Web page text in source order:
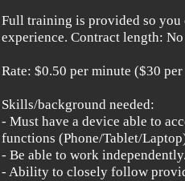
Full training is provided so you
experience. Contract length:
Rate: $0.50 per minute ($30
Skills/background needed:
- Must have a device able to
functions (Phone/Tablet/
- Be able to work
- Ability to closely follow